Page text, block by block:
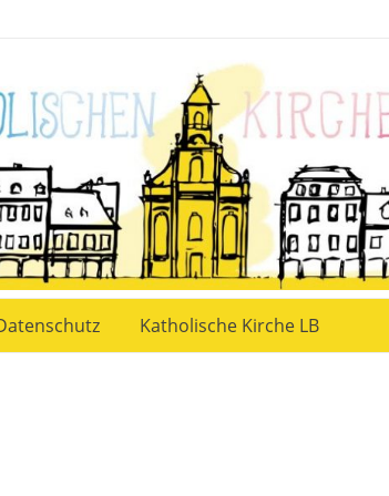
Katholische Kirche LB